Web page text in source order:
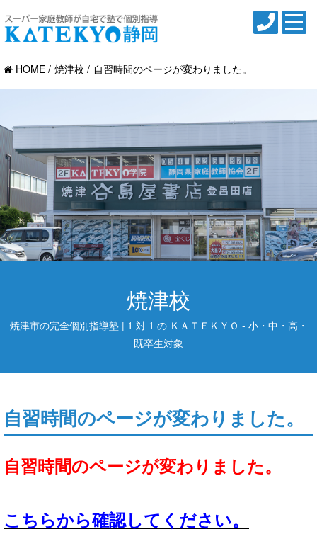
HOME 焼津校 自習時間のページが変わりました。
焼津校
焼津市の完全個別指導塾 | 1 対 1 の ＫＡＴＥＫＹＯ - 小・中・高・
既卒生対象
自習時間のページが変わりました。
自習時間のページが変わりました。
こちらから確認してください。